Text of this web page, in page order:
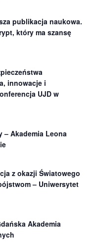
publikacja naukowa.
który ma szansę
innowacje i
UJD w
– Akademia Leona
z okazji Światowego
– Uniwersytet
Akademia